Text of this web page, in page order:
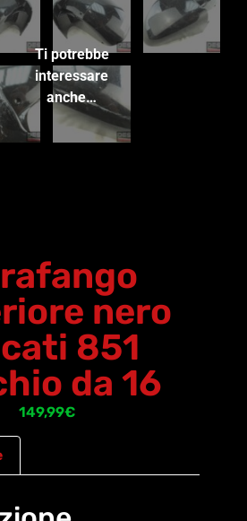
nero
851
da 16
149,99€
Ti potrebbe
interessare
anche…